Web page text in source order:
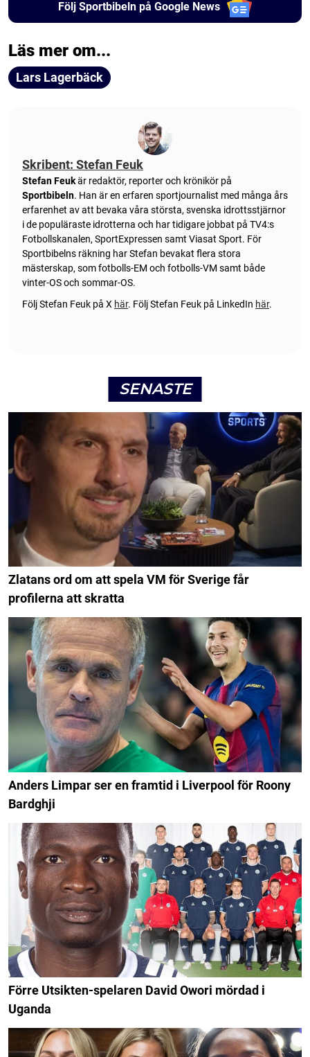
Följ Sportbibeln på Google News
Läs mer om...
Lars Lagerbäck
Skribent: Stefan Feuk
Stefan Feukär redaktör, reporter och krönikör på
Sportbibeln. Han är en erfaren sportjournalist med många års
erfarenhet av att bevaka våra största, svenska idrottsstjärnor
i de populäraste idrotterna och har tidigare jobbat på TV4:s
Fotbollskanalen, SportExpressen samt Viasat Sport. För
Sportbibelns räkning har Stefan bevakat flera stora
mästerskap, som fotbolls-EM och fotbolls-VM samt både
vinter-OS och sommar-OS.
Följ Stefan Feuk på X här. Följ Stefan Feuk på LinkedIn här.
SENASTE
Zlatans ord om att spela VM för Sverige får
profilerna att skratta
Anders Limpar ser en framtid i Liverpool för Roony
Bardghji
Förre Utsikten-spelaren David Owori mördad i
Uganda